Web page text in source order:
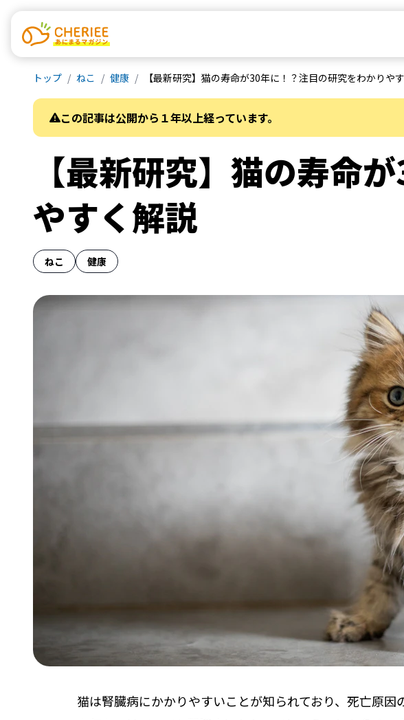
トップ ねこ 健康 【最新研究】猫の寿命が30年に！？注目の研究をわかりや
この記事は公開から１年以上経っています。
【最新研究】猫の寿命
やすく解説
ねこ 健康
猫は腎臓病にかかりやすいことが知られており、死亡原